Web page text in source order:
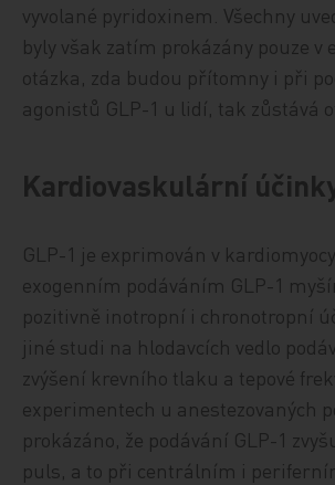
vyvolané pyridoxinem. Všechny
byly však zatím prokázány pouze v
otázka, zda budou přítomny i při
agonistů GLP-1 u lidí, tak zůstává
Kardiovaskulární
GLP-1 je exprimován v
exogenním podáváním GLP-1
pozitivně inotropní i chronotropní
jiné studi na hlodavcích vedlo
zvýšení krevního tlaku a tepové
experimentech u anestezovaných
prokázáno, že podávání GLP-1
puls, a to při centrálním i